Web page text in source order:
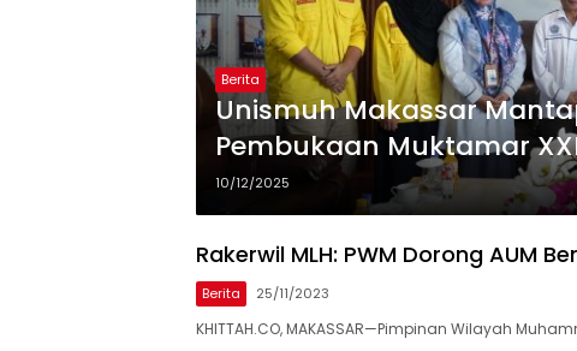
Berita
Unismuh Makassar
Pembukaan Muktamar
10/12/2025
Rakerwil MLH: PWM Dorong AUM
Berita 25/11/2023
KHITTAH.CO, MAKASSAR—Pimpinan Wilayah